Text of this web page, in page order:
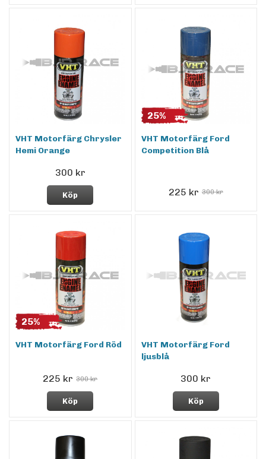
VHT Motorfärg Chrysler
Hemi Orange
300 kr
Köp
25%
VHT Motorfärg Ford
Competition Blå
225 kr 300 kr
25%
VHT Motorfärg Ford Röd
225 kr 300 kr
Köp
VHT Motorfärg Ford
ljusblå
300 kr
Köp